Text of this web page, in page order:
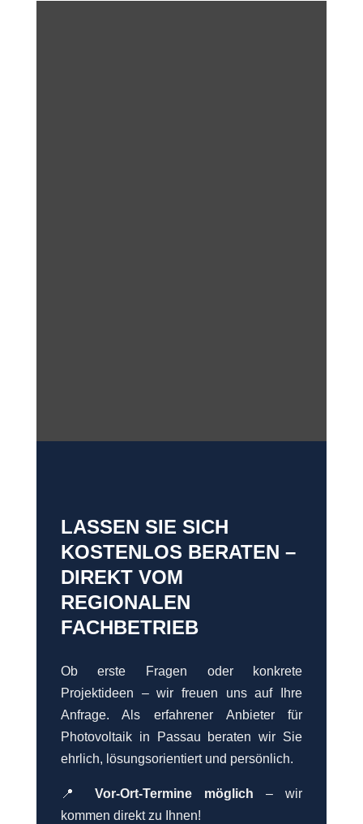
LASSEN SIE SICH
KOSTENLOS BERATEN –
DIREKT VOM
REGIONALEN
FACHBETRIEB
Ob erste Fragen oder konkrete
Projektideen – wir freuen uns auf Ihre
Anfrage. Als erfahrener Anbieter für
Photovoltaik in Passau beraten wir Sie
ehrlich, lösungsorientiert und persönlich.
📍 Vor-Ort-Termine möglich – wir
kommen direkt zu Ihnen!